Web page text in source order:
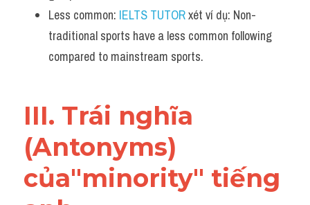
Less common: IELTS TUTOR xét ví dụ: Non-
traditional sports have a less common following
compared to mainstream sports.
III. Trái nghĩa
(Antonyms)
của"minority" tiếng